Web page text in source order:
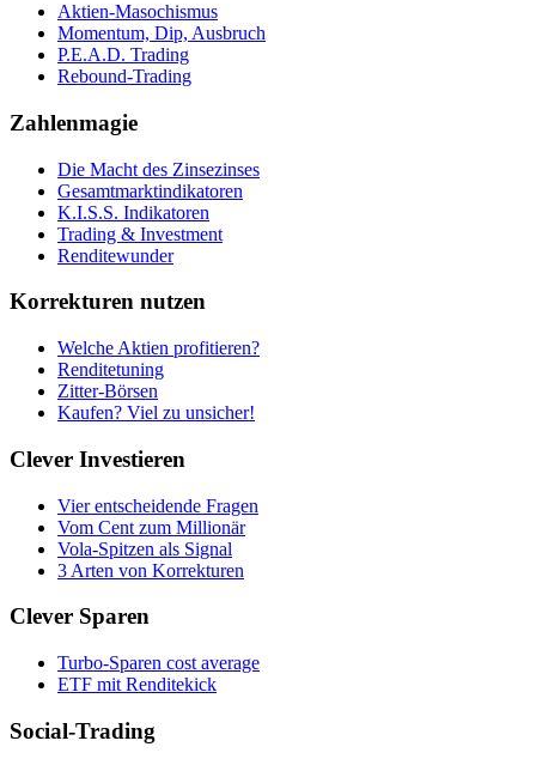
Aktien-Masochismus
Momentum, Dip, Ausbruch
P.E.A.D. Trading
Rebound-Trading
Zahlenmagie
Die Macht des Zinsezinses
Gesamtmarktindikatoren
K.I.S.S. Indikatoren
Trading & Investment
Renditewunder
Korrekturen nutzen
Welche Aktien profitieren?
Renditetuning
Zitter-Börsen
Kaufen? Viel zu unsicher!
Clever Investieren
Vier entscheidende Fragen
Vom Cent zum Millionär
Vola-Spitzen als Signal
3 Arten von Korrekturen
Clever Sparen
Turbo-Sparen cost average
ETF mit Renditekick
Social-Trading